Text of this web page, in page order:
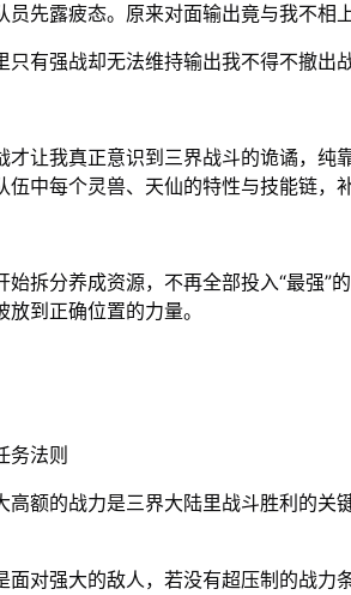
员先露疲态。原来对面输出竟与我不相
只有强战却无法维持输出我不得不撤出
才让我真正意识到三界战斗的诡谲，纯
伍中每个灵兽、天仙的特性与技能链，
始拆分养成资源，不再全部投入“最强
放到正确位置的力量。
务法则
高额的战力是三界大陆里战斗胜利的关
面对强大的敌人，若没有超压制的战力